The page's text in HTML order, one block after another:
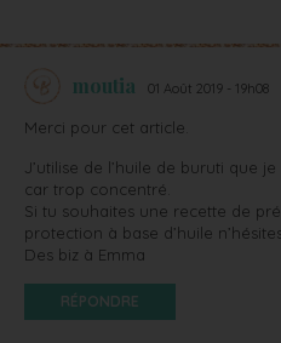
moutia 01 Août 2019 - 19h08
Merci pour cet article.
J’utilise de l’huile de buruti que
car trop concentré.
Si tu souhaites une recette de
protection à base d’huile
Des biz à Emma
RÉPONDRE